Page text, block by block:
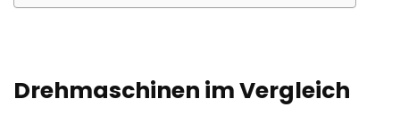
Drehmaschinen im Vergleich